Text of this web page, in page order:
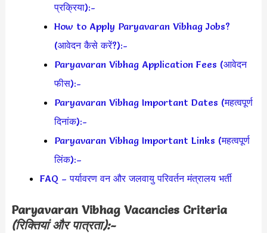
प्रक्रिया):-
How to Apply Paryavaran Vibhag Jobs?
(आवेदन कैसे करें?):-
Paryavaran Vibhag Application Fees (आवेदन
फीस):-
Paryavaran Vibhag Important Dates (महत्वपूर्ण
दिनांक):-
Paryavaran Vibhag Important Links (महत्वपूर्ण
लिंक):–
FAQ – पर्यावरण वन और जलवायु परिवर्तन मंत्रालय भर्ती
Paryavaran Vibhag Vacancies Criteria
(रिक्तियां और पात्रता):-